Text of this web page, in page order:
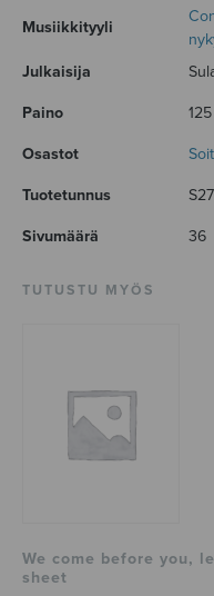
Musiikkityyli
Julkaisija
Paino
Osastot
Tuotetunnus
Sivumäärä 36
TUTUSTU MYÖS
We come before you,
sheet